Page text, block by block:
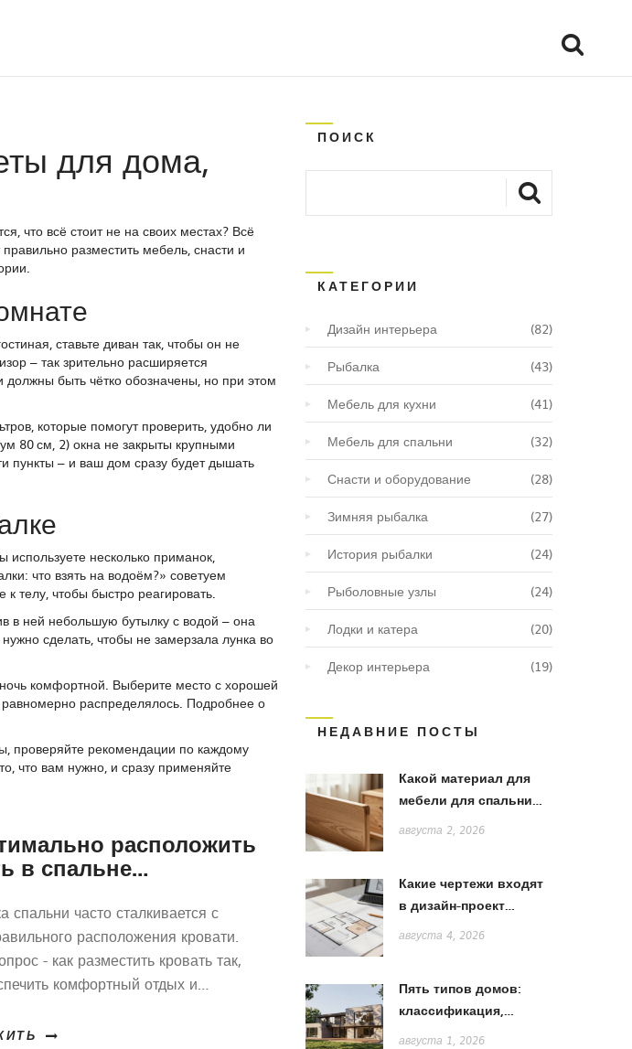
для дома,
что всё стоит не на своих местах? Всё
разместить мебель, снасти и
ставьте диван так, чтобы он не
– так зрительно расширяется
быть чётко обозначены, но при этом
которые помогут проверить, удобно ли
80 см, 2) окна не закрыты крупными
пункты – и ваш дом сразу будет дышать
несколько приманок,
что взять на водоём?» советуем
телу, чтобы быстро реагировать.
в ней небольшую бутылку с водой – она
сделать, чтобы не замерзала лунка во
комфортной. Выберите место с хорошей
равномерно распределялось. Подробнее о
проверяйте рекомендации по каждому
что вам нужно, и сразу применяйте
расположить
в спальне
спальни часто сталкивается с
расположения кровати.
- как разместить кровать так,
комфортный отдых и
идеи и полезные советы по
ПОИСК
КАТЕГОРИИ
Дизайн интерьера (82)
Рыбалка (43)
Мебель для кухни (41)
Мебель для спальни (32)
Снасти и оборудование (28)
Зимняя рыбалка (27)
История рыбалки (24)
Рыболовные узлы (24)
Лодки и катера (20)
Декор интерьера (19)
НЕДАВНИЕ ПОСТЫ
Какой материал для
мебели для спальни
лучше: сравнение
августа 2, 2026
Какие чертежи входят
в дизайн-проект
квартиры: полный
августа 4, 2026
Пять типов домов:
классификация,
особенности и выбор
августа 1, 2026